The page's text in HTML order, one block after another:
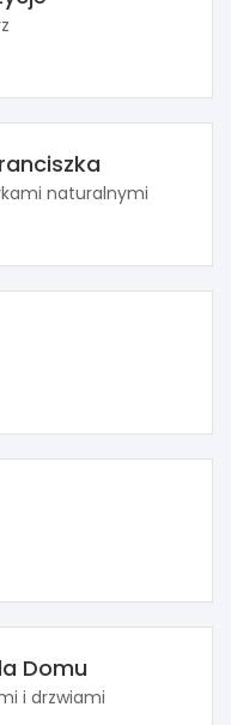
naturalnymi
Domu
i drzwiami